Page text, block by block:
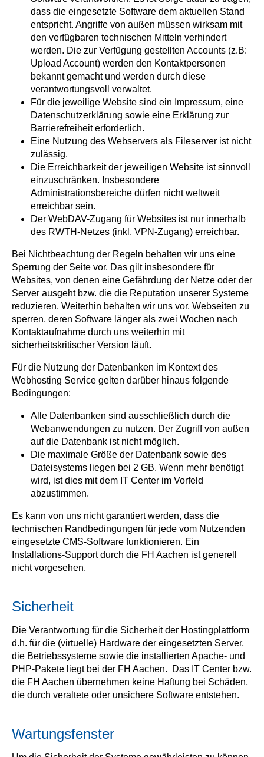
dass die eingesetzte Software dem aktuellen Stand
entspricht. Angriffe von außen müssen wirksam mit
den verfügbaren technischen Mitteln verhindert
werden. Die zur Verfügung gestellten Accounts (z.B:
Upload Account) werden den Kontaktpersonen
bekannt gemacht und werden durch diese
verantwortungsvoll verwaltet.
Für die jeweilige Website sind ein Impressum, eine
Datenschutzerklärung sowie eine Erklärung zur
Barrierefreiheit erforderlich.
Eine Nutzung des Webservers als Fileserver ist nicht
zulässig.
Die Erreichbarkeit der jeweiligen Website ist sinnvoll
einzuschränken. Insbesondere
Administrationsbereiche dürfen nicht weltweit
erreichbar sein.
Der WebDAV-Zugang für Websites ist nur innerhalb
des RWTH-Netzes (inkl. VPN-Zugang) erreichbar.
Bei Nichtbeachtung der Regeln behalten wir uns eine
Sperrung der Seite vor. Das gilt insbesondere für
Websites, von denen eine Gefährdung der Netze oder der
Server ausgeht bzw. die die Reputation unserer Systeme
reduzieren. Weiterhin behalten wir uns vor, Webseiten zu
sperren, deren Software länger als zwei Wochen nach
Kontaktaufnahme durch uns weiterhin mit
sicherheitskritischer Version läuft.
Für die Nutzung der Datenbanken im Kontext des
Webhosting Service gelten darüber hinaus folgende
Bedingungen:
Alle Datenbanken sind ausschließlich durch die
Webanwendungen zu nutzen. Der Zugriff von außen
auf die Datenbank ist nicht möglich.
Die maximale Größe der Datenbank sowie des
Dateisystems liegen bei 2 GB. Wenn mehr benötigt
wird, ist dies mit dem IT Center im Vorfeld
abzustimmen.
Es kann von uns nicht garantiert werden, dass die
technischen Randbedingungen für jede vom Nutzenden
eingesetzte CMS-Software funktionieren. Ein
Installations-Support durch die FH Aachen ist generell
nicht vorgesehen.
Sicherheit
Die Verantwortung für die Sicherheit der Hostingplattform
d.h. für die (virtuelle) Hardware der eingesetzten Server,
die Betriebssysteme sowie die installierten Apache- und
PHP-Pakete liegt bei der FH Aachen. Das IT Center bzw.
die FH Aachen übernehmen keine Haftung bei Schäden,
die durch veraltete oder unsichere Software entstehen.
Wartungsfenster